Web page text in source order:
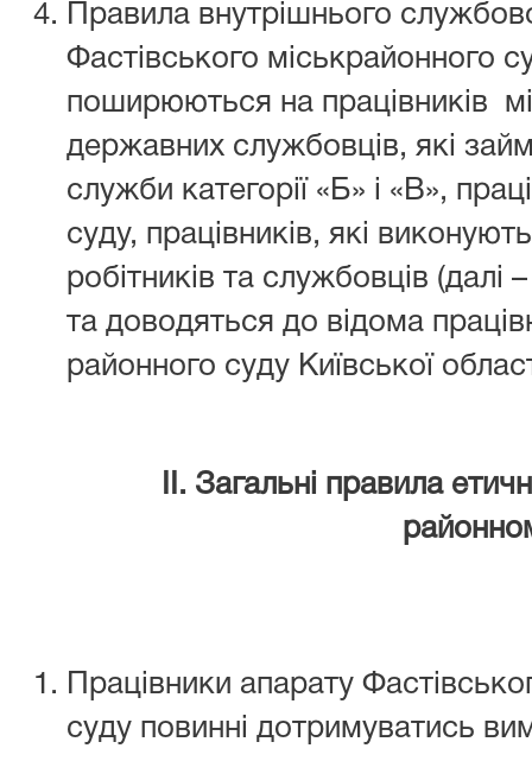
Правила внутрішнього
Фастівського міськрайонного
поширюються на працівників
державних службовців, які
служби категорії «Б» і «В»,
суду, працівників, які
робітників та службовців (далі
та доводяться до відома
районного суду Київської
ІІ. Загальні правила
Працівники апарату
суду повинні дотримуватись